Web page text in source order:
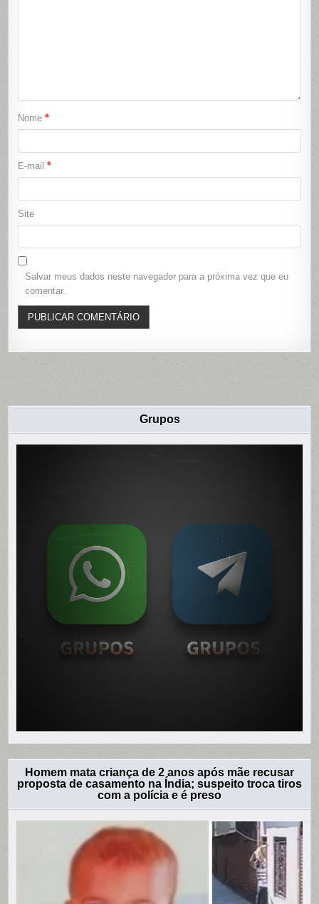
Nome*
E-mail*
Site
Salvar meus dados neste navegador para a próxima vez que eu
comentar.
Grupos
Homem mata criança de 2 anos após mãe recusar
proposta de casamento na Índia; suspeito troca tiros
com a polícia e é preso